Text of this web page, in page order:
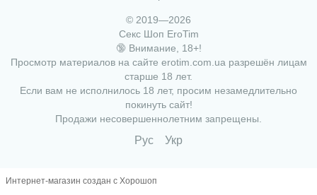
© 2019—2026
Секс Шоп EroTim
🔞 Внимание, 18+!
Просмотр материалов на сайте erotim.com.ua разрешён лицам
старше 18 лет.
Если вам не исполнилось 18 лет, просим незамедлительно
покинуть сайт!
Продажи несовершеннолетним запрещены.
Рус Укр
Интернет-магазин создан с Хорошоп